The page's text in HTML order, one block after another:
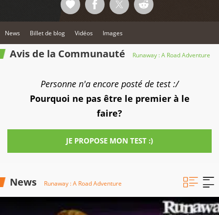
News Billet de blog Vidéos Images
Avis de la Communauté Runaway : A Road Adventure
Personne n'a encore posté de test :/
Pourquoi ne pas être le premier à le
faire?
JE PROPOSE MON TEST :)
News Runaway : A Road Adventure